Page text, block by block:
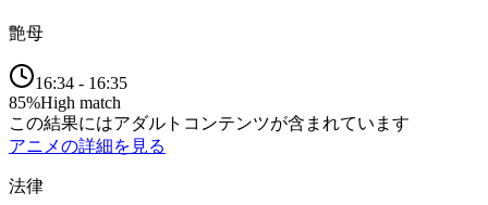
艶母
16:34 - 16:35
85%High match
この結果にはアダルトコンテンツが含まれています
アニメの詳細を見る
法律